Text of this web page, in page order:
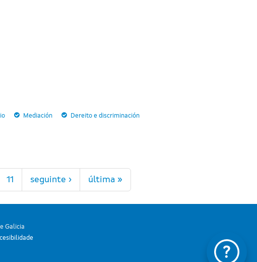
Mediación Dereito e discriminación
11 seguinte › última »
Galicia